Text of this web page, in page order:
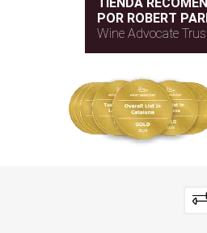
POR ROBERT
Wine Advocate